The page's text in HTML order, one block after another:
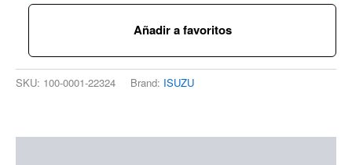
Añadir a favoritos
SKU: 100-0001-22324 Brand: ISUZU